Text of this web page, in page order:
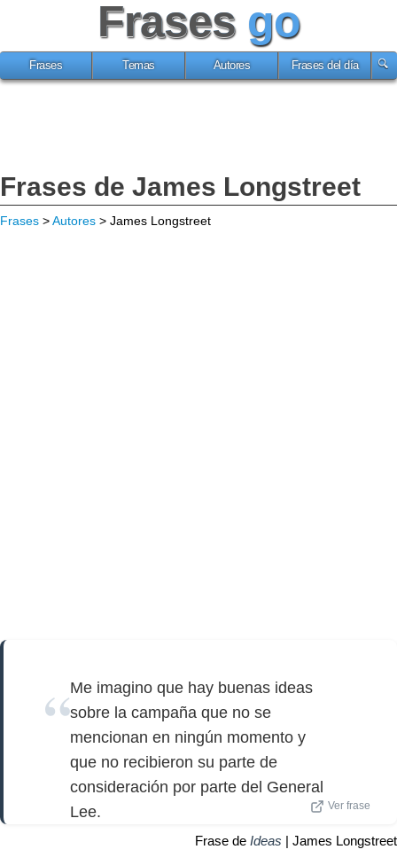
Frases go
Frases Temas Autores Frases del día
Frases de James Longstreet
Frases >Autores > James Longstreet
Me imagino que hay buenas ideas
sobre la campaña que no se
mencionan en ningún momento y
que no recibieron su parte de
consideración por parte del General
Lee.
Ver frase
Frase de Ideas | James Longstreet